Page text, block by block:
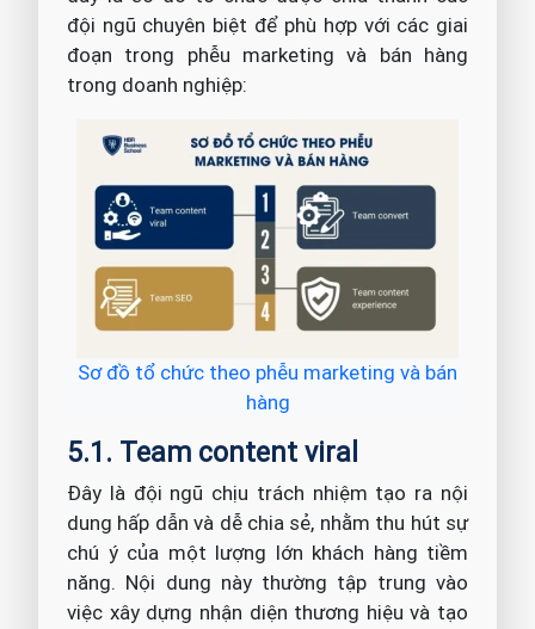
đội ngũ chuyên biệt để phù hợp với các giai
đoạn trong phễu marketing và bán hàng
trong doanh nghiệp:
Sơ đồ tổ chức theo phễu marketing và bán
hàng
5.1. Team content viral
Đây là đội ngũ chịu trách nhiệm tạo ra nội
dung hấp dẫn và dễ chia sẻ, nhằm thu hút sự
chú ý của một lượng lớn khách hàng tiềm
năng. Nội dung này thường tập trung vào
việc xây dựng nhận diện thương hiệu và tạo